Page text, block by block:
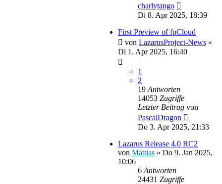
charlytango
Di 8. Apr 2025, 18:39
First Preview of fpCloud
von LazarusProject-News »
Di 1. Apr 2025, 16:40
1
2
19 Antworten
14053 Zugriffe
Letzter Beitrag von
PascalDragon
Do 3. Apr 2025, 21:33
Lazarus Release 4.0 RC2
von Mattias » Do 9. Jan 2025,
10:06
6 Antworten
24431 Zugriffe